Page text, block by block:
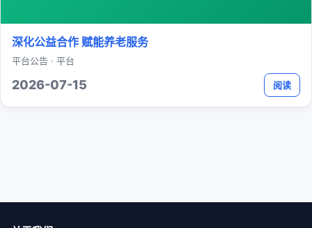
深化公益合作 赋能养老服务
平台公告 · 平台
2026-07-15 阅读